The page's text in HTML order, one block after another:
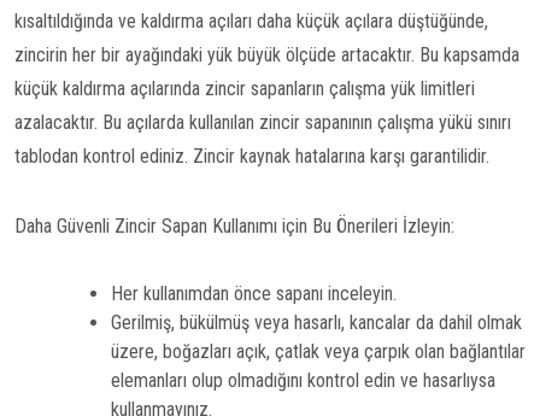
kısaltıldığında ve kaldırma açıları daha küçük açılara düştüğünde,
zincirin her bir ayağındaki yük büyük ölçüde artacaktır. Bu kapsamda
küçük kaldırma açılarında zincir sapanların çalışma yük limitleri
azalacaktır. Bu açılarda kullanılan zincir sapanının çalışma yükü sınırı
tablodan kontrol ediniz. Zincir kaynak hatalarına karşı garantilidir.
Daha Güvenli Zincir Sapan Kullanımı için Bu Önerileri İzleyin:
Her kullanımdan önce sapanı inceleyin.
Gerilmiş, bükülmüş veya hasarlı, kancalar da dahil olmak
üzere, boğazları açık, çatlak veya çarpık olan bağlantılar
elemanları olup olmadığını kontrol edin ve hasarlıysa
kullanmayınız.